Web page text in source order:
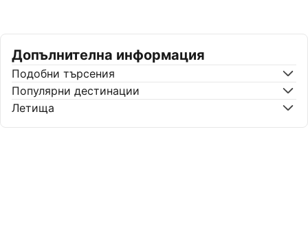
Допълнителна информация
Подобни търсения
Популярни дестинации
Летища